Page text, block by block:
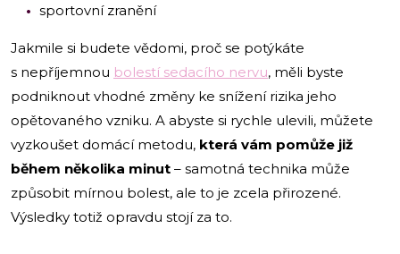
sportovní zranění
Jakmile si budete vědomi, proč se potýkáte
s nepříjemnou bolestí sedacího nervu, měli byste
podniknout vhodné změny ke snížení rizika jeho
opětovaného vzniku. A abyste si rychle ulevili, můžete
vyzkoušet domácí metodu, která vám pomůže již
během několika minut – samotná technika může
způsobit mírnou bolest, ale to je zcela přirozené.
Výsledky totiž opravdu stojí za to.